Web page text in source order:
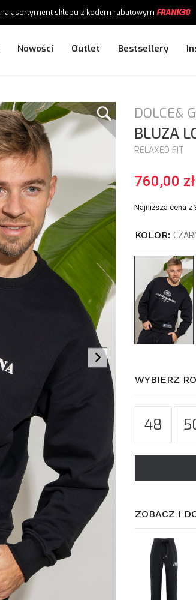
na asortyment sklepu z kodem rabatowym FRANK30
Nowości Outlet Bestsellery
DOLCE&
BLUZA
RELAXED FIT
760,00 zł
Najniższa cena z
KOLOR:
WYBIERZ
48
ZOBACZ I